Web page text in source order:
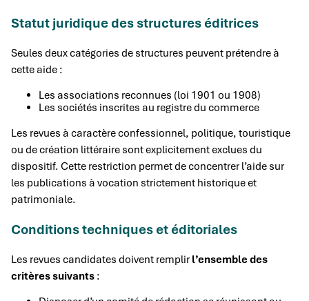
Statut juridique des structures éditrices
Seules deux catégories de structures peuvent prétendre à
cette aide :
Les associations reconnues (loi 1901 ou 1908)
Les sociétés inscrites au registre du commerce
Les revues à caractère confessionnel, politique, touristique
ou de création littéraire sont explicitement exclues du
dispositif. Cette restriction permet de concentrer l’aide sur
les publications à vocation strictement historique et
patrimoniale.
Conditions techniques et éditoriales
Les revues candidates doivent remplir l’ensemble des
critères suivants :